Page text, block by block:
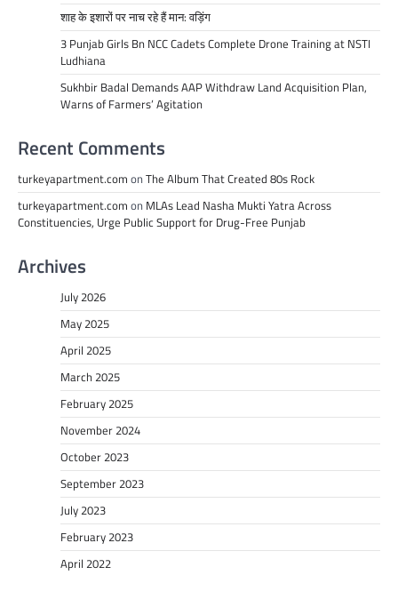
शाह के इशारों पर नाच रहे हैं मान: वड़िंग
3 Punjab Girls Bn NCC Cadets Complete Drone Training at NSTI
Ludhiana
Sukhbir Badal Demands AAP Withdraw Land Acquisition Plan,
Warns of Farmers’ Agitation
Recent Comments
turkeyapartment.com on The Album That Created 80s Rock
turkeyapartment.com on MLAs Lead Nasha Mukti Yatra Across
Constituencies, Urge Public Support for Drug-Free Punjab
Archives
July 2026
May 2025
April 2025
March 2025
February 2025
November 2024
October 2023
September 2023
July 2023
February 2023
April 2022